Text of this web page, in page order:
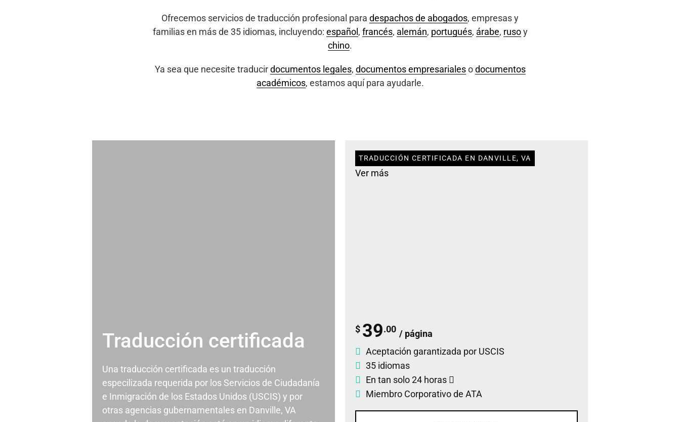
Ofrecemos servicios de traducción profesional para despachos de abogados, empresas y
familias en más de 35 idiomas, incluyendo: español , francés, alemán, portugués, árabe, rusoy
chino.
Ya sea que necesite traducirdocumentos legales, documentos empresarialesodocumentos
académicos, estamos aquí para ayudarle.
Traducción certificada
Una traducción certificada es un traducción
especilizada requerida por los Servicios de Ciudadanía
e Inmigración de los Estados Unidos (USCIS) y por
otras agencias gubernamentales en Danville, VA
TRADUCCIÓN CERTIFICADA EN DANVILLE, VA
Ver más
$ 39.00 / página
Aceptación garantizada por USCIS
35 idiomas
En tan solo 24 horas
Miembro Corporativo de ATA